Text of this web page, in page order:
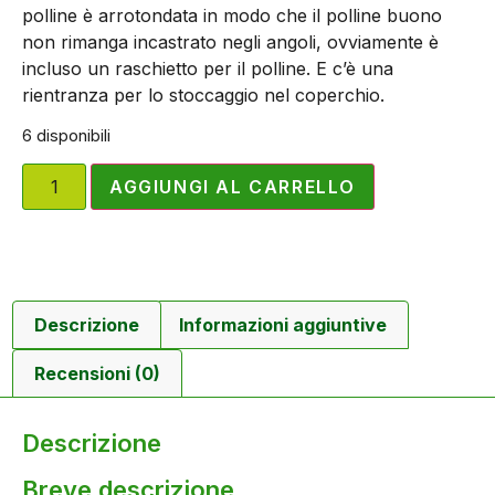
polline è arrotondata in modo che il polline buono
non rimanga incastrato negli angoli, ovviamente è
incluso un raschietto per il polline. E c’è una
rientranza per lo stoccaggio nel coperchio.
6 disponibili
AGGIUNGI AL CARRELLO
Descrizione Informazioni aggiuntive
Recensioni (0)
Descrizione
Breve descrizione